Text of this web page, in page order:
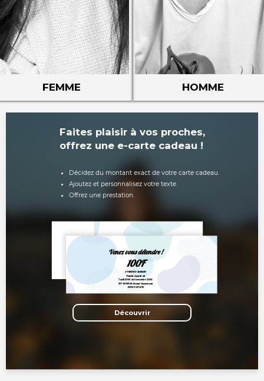
FEMME HOMME
Faites plaisir à vos proches,
offrez une e-carte cadeau !
Décidez du montant exact de votre carte cadeau.
Ajoutez et personnalisez votre texte.
Offrez une prestation.
Venez vous détendre !
100F
SYMBIOS MAMAO
Valable à partir du
7 août 2026 au 5 novembre 2026
BP 43983 33 Avenue Clemenceau
98713 PAPEETE
Découvrir